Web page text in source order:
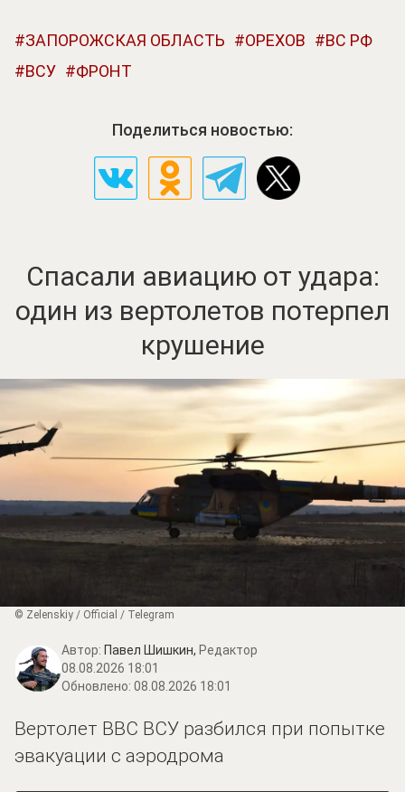
ЗАПОРОЖСКАЯ ОБЛАСТЬ ОРЕХОВ
ВС РФ
ВСУ
ФРОНТ
Поделиться новостью:
Спасали авиацию от удара:
один из вертолетов потерпел
крушение
© Zеlеnskiу / Оfficiаl / Telegram
Автор: Павел Шишкин, Редактор
08.08.2026 18:01
Обновлено: 08.08.2026 18:01
Вертолет ВВС ВСУ разбился при попытке
эвакуации с аэродрома